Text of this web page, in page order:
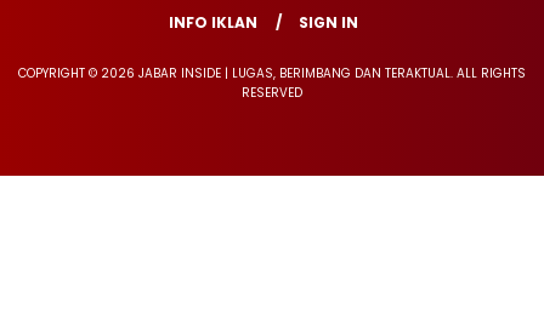
INFO IKLAN
SIGN IN
COPYRIGHT © 2026 JABAR INSIDE | LUGAS, BERIMBANG DAN TERAKTUAL. ALL RIGHTS
RESERVED